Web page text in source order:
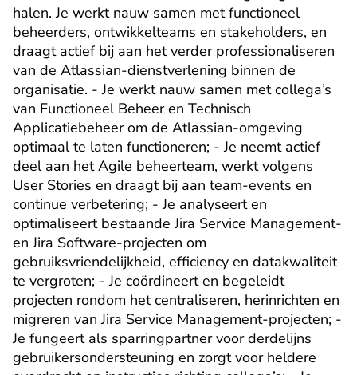
halen. Je werkt nauw samen met functioneel
beheerders, ontwikkelteams en stakeholders, en
draagt actief bij aan het verder professionaliseren
van de Atlassian-dienstverlening binnen de
organisatie. - Je werkt nauw samen met collega’s
van Functioneel Beheer en Technisch
Applicatiebeheer om de Atlassian-omgeving
optimaal te laten functioneren; - Je neemt actief
deel aan het Agile beheerteam, werkt volgens
User Stories en draagt bij aan team-events en
continue verbetering; - Je analyseert en
optimaliseert bestaande Jira Service Management-
en Jira Software-projecten om
gebruiksvriendelijkheid, efficiency en datakwaliteit
te vergroten; - Je coördineert en begeleidt
projecten rondom het centraliseren, herinrichten en
migreren van Jira Service Management-projecten; -
Je fungeert als sparringpartner voor derdelijns
gebruikersondersteuning en zorgt voor heldere